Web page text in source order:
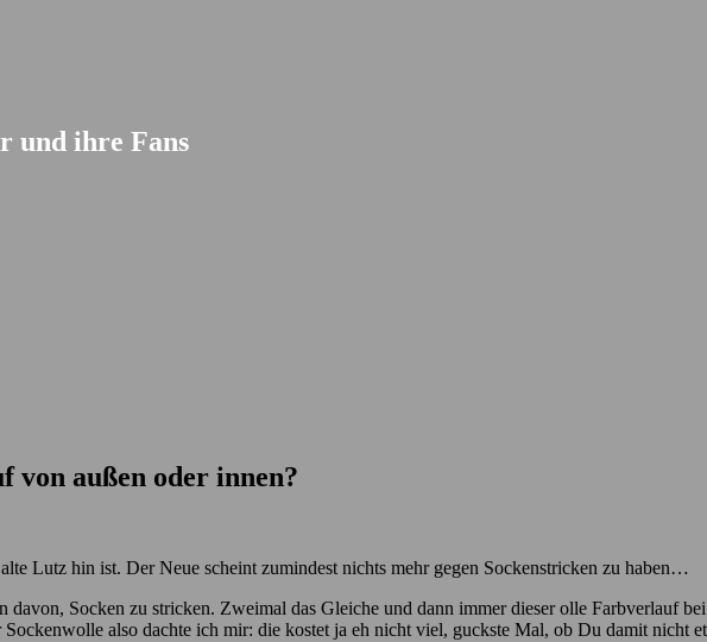
und ihre Fans
von außen oder innen?
Lutz hin ist. Der Neue scheint zumindest nichts mehr gegen Sockenstricken zu haben…
Socken zu stricken. Zweimal das Gleiche und dann immer dieser olle Farbverlauf
also dachte ich mir: die kostet ja eh nicht viel, guckste Mal, ob Du damit nicht